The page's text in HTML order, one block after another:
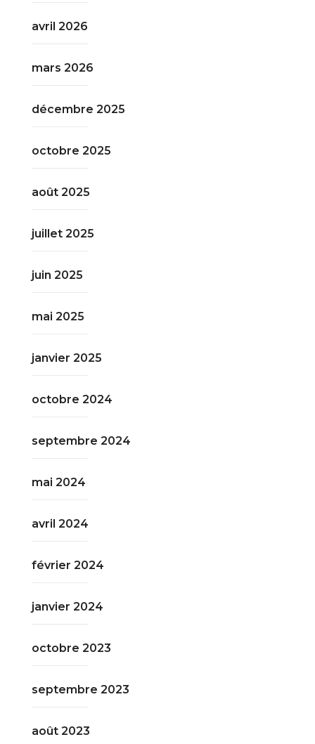
avril 2026
mars 2026
décembre 2025
octobre 2025
août 2025
juillet 2025
juin 2025
mai 2025
janvier 2025
octobre 2024
septembre 2024
mai 2024
avril 2024
février 2024
janvier 2024
octobre 2023
septembre 2023
août 2023